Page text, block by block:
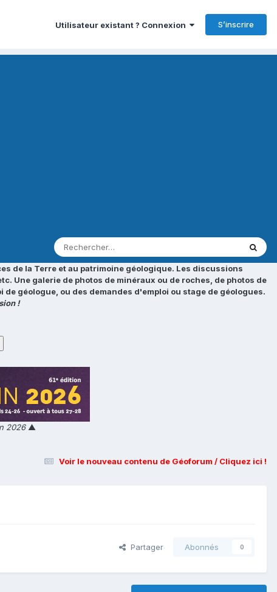
Utilisateur existant ? Connexion S’inscrire
de la Terre et au patrimoine géologique. Les discussions
Une galerie de photos de minéraux ou de roches, de photos de
géologue, ou des demandes d'emploi ou stage de géologues.
!
2026▲
Voir le nouveau contenu de Géoforum / Cliquez ici !
Partager Abonnés 0